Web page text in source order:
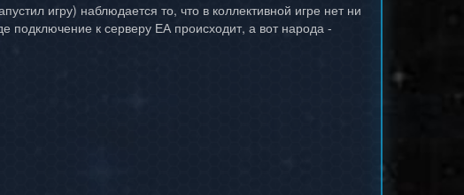
игру) наблюдается то, что в коллективной игре нет ни
подключение к серверу ЕА происходит, а вот народа -